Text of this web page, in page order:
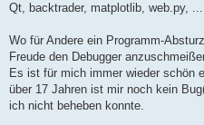
Qt, backtrader, matplotlib, web.py, ...
Wo für Andere ein Programm-
Freude den Debugger
Es ist für mich immer wieder schön
über 17 Jahren ist mir noch kein
ich nicht beheben konnte.